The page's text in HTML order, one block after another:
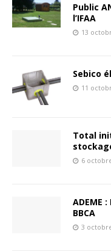
Public
l’IFAA
13
Sebico
11
Total
6
ADEME
BBCA
3